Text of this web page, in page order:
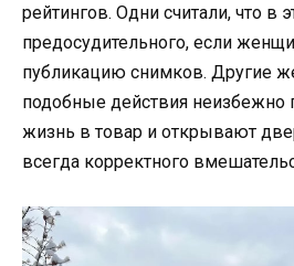
рейтингов. Одни считали, что в
предосудительного, если
публикацию снимков. Другие
подобные действия
жизнь в товар и открывают
всегда корректного